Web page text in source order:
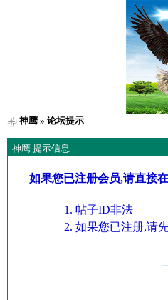
神鹰» 论坛提示
神鹰 提示信息
如果您已注册会员,请直接
帖子ID非法
如果您已注册,请